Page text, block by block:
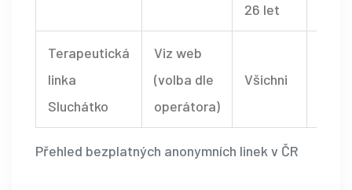
Přehled bezplatných anonymních linek v ČR
26 let
Terapeutická
linka
Sluchátko
Viz web
(volba dle
operátora)
Všichni